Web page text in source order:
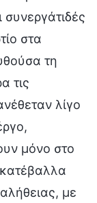
στα
τη
τις
λίγο
μόνο στο
με